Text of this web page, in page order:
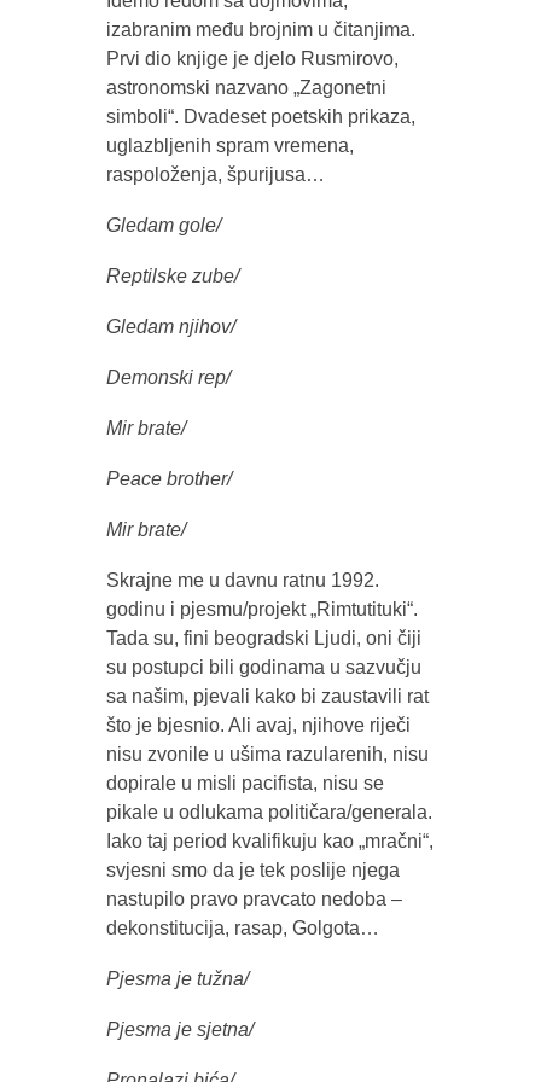
izabranim među brojnim u čitanjima.
Prvi dio knjige je djelo Rusmirovo,
astronomski nazvano „Zagonetni
simboli“. Dvadeset poetskih prikaza,
uglazbljenih spram vremena,
raspoloženja, špurijusa…
Gledam gole/
Reptilske zube/
Gledam njihov/
Demonski rep/
Mir brate/
Peace brother/
Mir brate/
Skrajne me u davnu ratnu 1992.
godinu i pjesmu/projekt „Rimtutituki“.
Tada su, fini beogradski Ljudi, oni čiji
su postupci bili godinama u sazvučju
sa našim, pjevali kako bi zaustavili rat
što je bjesnio. Ali avaj, njihove riječi
nisu zvonile u ušima razularenih, nisu
dopirale u misli pacifista, nisu se
pikale u odlukama političara/generala.
Iako taj period kvalifikuju kao „mračni“,
svjesni smo da je tek poslije njega
nastupilo pravo pravcato nedoba –
dekonstitucija, rasap, Golgota…
Pjesma je tužna/
Pjesma je sjetna/